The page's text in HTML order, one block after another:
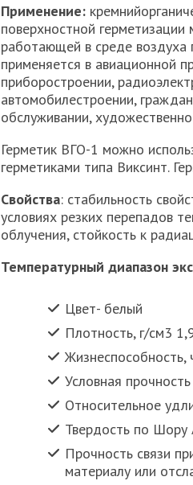
Применение:
поверхностной
работающей в среде
применяется в авиационной
приборостроении,
автомобилестроении,
обслуживании,
Герметик ВГО-1 можно
герметиками типа Виксинт.
Свойства: стабильность
условиях резких перепадов
облучения, стойкость к
Температурный диапазон
Цвет- белый
Плотность, г/см3
Жизнеспособность,
Условная
Относительное
Твердость по Шору
Прочность связи
материалу или